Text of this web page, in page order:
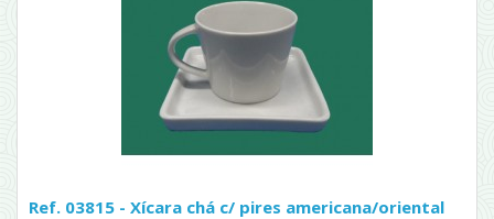
Ref. 03815 - Xícara chá c/ pires americana/oriental